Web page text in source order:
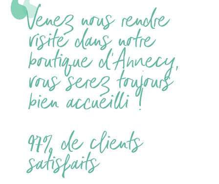
Venez nous rendre
visite dans notre
boutique d'Annecy,
vous serez toujours
bien accueilli !
97% de clients
satisfaits